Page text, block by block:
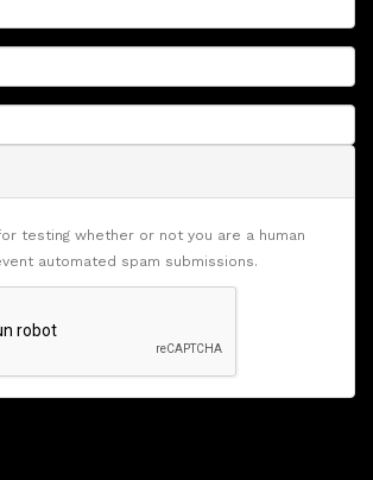
testing whether or not you are a human
automated spam submissions.